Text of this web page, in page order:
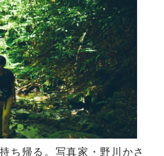
ち帰る。写真家・野川かさ